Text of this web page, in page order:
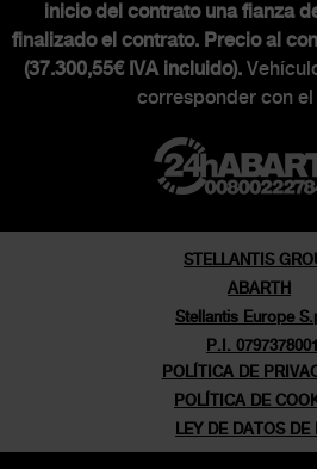
inicio del contrato una fianza
finalizado el contrato. Precio al
(37.300,55€ IVA incluido).
corresponder con
STELLANTIS
ABARTH
Stellantis Europe
P.I.
POLÍTICA DE
POLÍTICA DE
LEY DE DATOS DE